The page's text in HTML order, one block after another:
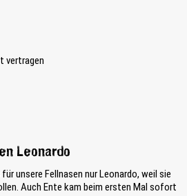
5 estrellas
vertragen
5 estrellas
Leonardo
unsere Fellnasen nur Leonardo, weil sie
Auch Ente kam beim ersten Mal sofort